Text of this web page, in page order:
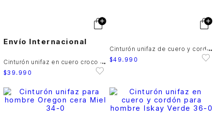
Envío Internacional
C
inturón unifaz en cuero croco para hombre Dino
$39 . 990
C
inturón unifaz de cuero y cordón trenzado para hombre Taroa
$49 . 990